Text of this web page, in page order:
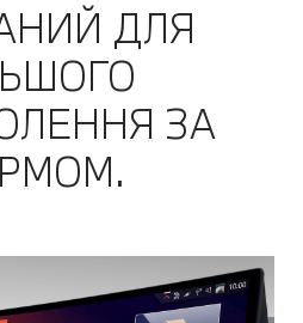
ДЛЯ
ЗА